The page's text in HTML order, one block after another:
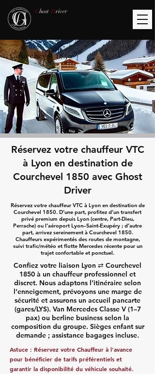
Ghost Driver
Courchevel 1850
Réservez votre chauffeur VTC
à Lyon en destination de
Courchevel 1850 avec Ghost
Driver
Réservez votre chauffeur VTC à Lyon en destination de
Courchevel 1850. D’une part, profitez d’un transfert
privé premium depuis Lyon (centre, Part-Dieu,
Perrache) ou l’aéroport Lyon–Saint-Exupéry ; d’autre
part, arrivez sereinement à Courchevel 1850.
Chauffeurs expérimentés des routes de montagne,
suivi trafic/météo et flotte Mercedes récente pour un
trajet confortable et ponctuel.
Confiez votre liaison Lyon ⇄ Courchevel
1850 à un chauffeur professionnel et
discret. Nous adaptons l’itinéraire selon
l’enneigement, prévoyons une marge de
sécurité et assurons un accueil pancarte
(gares/LYS). Van Mercedes Classe V (1–7
pax) ou berline business selon la
composition du groupe. Sièges enfant sur
demande ; assistance bagages incluse.
Astuce : Réservez votre Chauffeur à l'avance
pour bénéficier de tarifs préférentiels et
garantir la disponibilité du véhicule souhaité.